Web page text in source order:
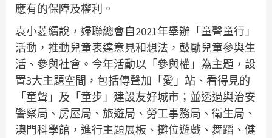
應有的保障及權利。
袁小菱續說，婦聯總會自2021年舉辦「童聲童行」
活動，推動兒童表達意見和想法，鼓勵兒童參與生
活、參與社會。今年活動以「參與權」為主題，設
置3大主題空間，包括傳聲加「愛」站、看得見的
「童聲」及「童步」建設友好城市；並透過與治安
警察局、房屋局、旅遊局、勞工事務局、衛生局、
澳門科學館，進行主題展板、攤位遊戲、舞蹈、健